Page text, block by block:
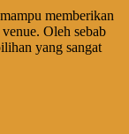
memberikan
Oleh sebab
yang sangat